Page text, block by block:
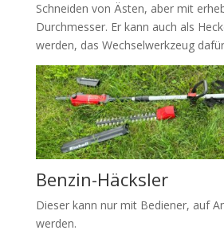
Schneiden von Ästen, aber mit
Durchmesser. Er kann auch als
werden, das Wechselwerkzeug
Benzin-Häcksler
Dieser kann nur mit Bediener, auf
werden.